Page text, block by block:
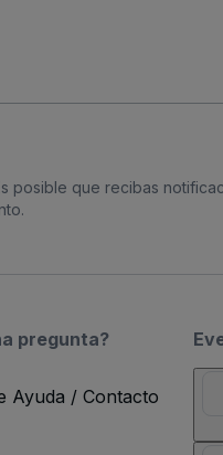
posible que recibas
pregunta?
Ayuda / Contacto